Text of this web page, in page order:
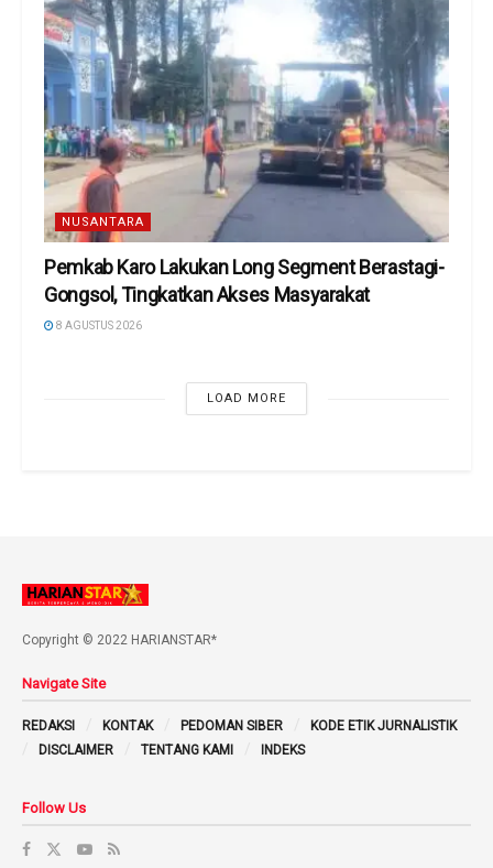
NUSANTARA
Pemkab Karo Lakukan Long Segment Berastagi-
Gongsol, Tingkatkan Akses Masyarakat
8 AGUSTUS 2026
LOAD MORE
Copyright © 2022 HARIANSTAR*
Navigate Site
REDAKSI KONTAK PEDOMAN SIBER
KODE ETIK JURNALISTIK
DISCLAIMER
TENTANG KAMI INDEKS
Follow Us